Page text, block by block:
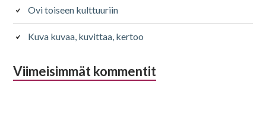
Ovi toiseen kulttuuriin
Kuva kuvaa, kuvittaa, kertoo
Viimeisimmät kommentit